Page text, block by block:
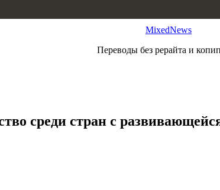
MixedNews
Переводы без рерайта и
среди стран с